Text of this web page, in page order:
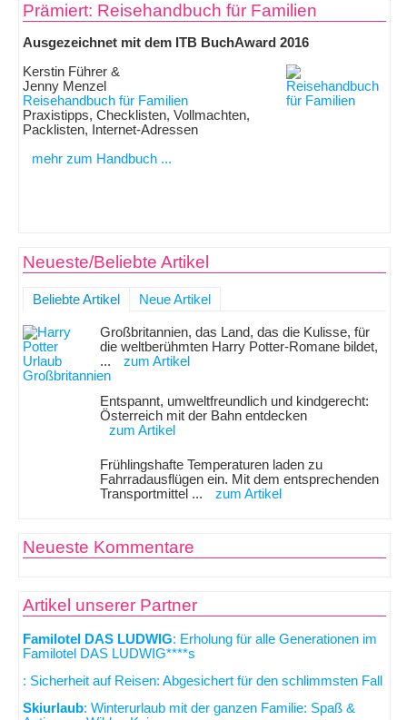
Prämiert: Reisehandbuch für Familien
Ausgezeichnet mit dem ITB BuchAward 2016
Kerstin Führer &
Jenny Menzel
Reisehandbuch für Familien
Praxistipps, Checklisten, Vollmachten,
Packlisten, Internet-Adressen
mehr zum Handbuch ...
Neueste/Beliebte Artikel
Beliebte Artikel Neue Artikel
Großbritannien, das Land, das die Kulisse, für
die weltberühmten Harry Potter-Romane bildet,
...
zum Artikel
Entspannt, umweltfreundlich und kindgerecht:
Österreich mit der Bahn entdecken
zum Artikel
Frühlingshafte Temperaturen laden zu
Fahrradausflügen ein. Mit dem entsprechenden
Transportmittel ...
zum Artikel
Neueste Kommentare
Artikel unserer Partner
Familotel DAS LUDWIG: Erholung für alle Generationen im
Familotel DAS LUDWIG****s
: Sicherheit auf Reisen: Abgesichert für den schlimmsten Fall
Skiurlaub: Winterurlaub mit der ganzen Familie: Spaß &